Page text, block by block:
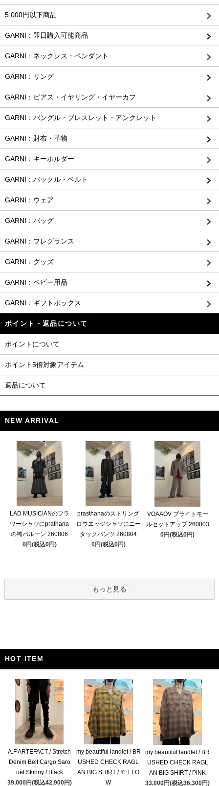
5,000円以下商品
GARNI：即日購入可能商品
GARNI：ネックレス・ペンダント
GARNI：リング
GARNI：ピアス・イヤリング・イヤーカフ
GARNI：バングル・ブレスレット・アンクレット
GARNI：財布・革物
GARNI：キーホルダー
GARNI：バックル・ベルト
GARNI：ウェア
GARNI：バッグ
GARNI：フレグランス
GARNI：グッズ
GARNI：ベビー用品
GARNI：ギフトボックス
ポイント・返品について
ポイントについて
ポイント5倍対象アイテム
返品について
NEW ARRIVAL
LAD MUSICIANのフラ
ワーシャツにprathana
の袴バルーン 260806
0円(税込0円)
prasthanaのストリング
ロウエッジシャツにニー
タックパンツ 260804
0円(税込0円)
VOAAOV ブライトモー
ルセットアップ 260803
0円(税込0円)
もっと見る
HOT ITEM
A.F ARTEFACT / Stretch
Denim Belt Cargo Saro
uel Skinny / Black
39,000円(税込42,900円)
my beautiful landlet / BR
USHED CHECK RAGL
AN BIG SHIRT / YELLO
W
my beautiful landlet / BR
USHED CHECK RAGL
AN BIG SHIRT / PINK
33,000円(税込36,300円)